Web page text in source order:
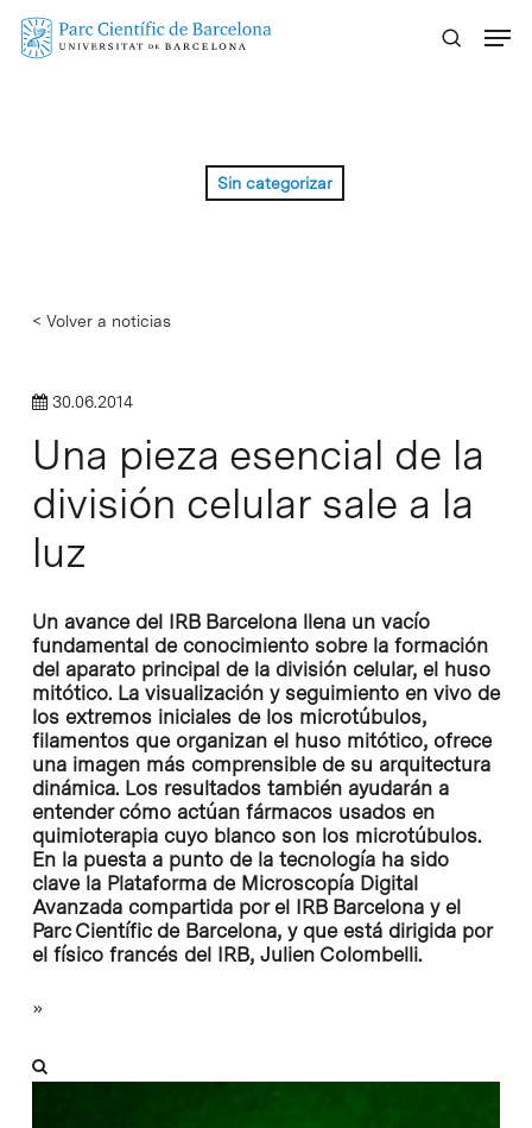
Skip
Sin categorizar
< Volver a noticias
30.06.2014
Una pieza esencial de la
división celular sale a la
luz
Un avance del IRB Barcelona llena un vacío
fundamental de conocimiento sobre la formación
del aparato principal de la división celular, el huso
mitótico. La visualización y seguimiento en vivo de
los extremos iniciales de los microtúbulos,
filamentos que organizan el huso mitótico, ofrece
una imagen más comprensible de su arquitectura
dinámica. Los resultados también ayudarán a
entender cómo actúan fármacos usados en
quimioterapia cuyo blanco son los microtúbulos.
En la puesta a punto de la tecnología ha sido
clave la Plataforma de Microscopía Digital
Avanzada compartida por el IRB Barcelona y el
Parc Científic de Barcelona, y que está dirigida por
el físico francés del IRB, Julien Colombelli.
»